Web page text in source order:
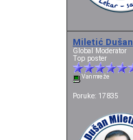
Miletić Dušan
Global Moderator
Top poster
Van mreže
Poruke: 17835